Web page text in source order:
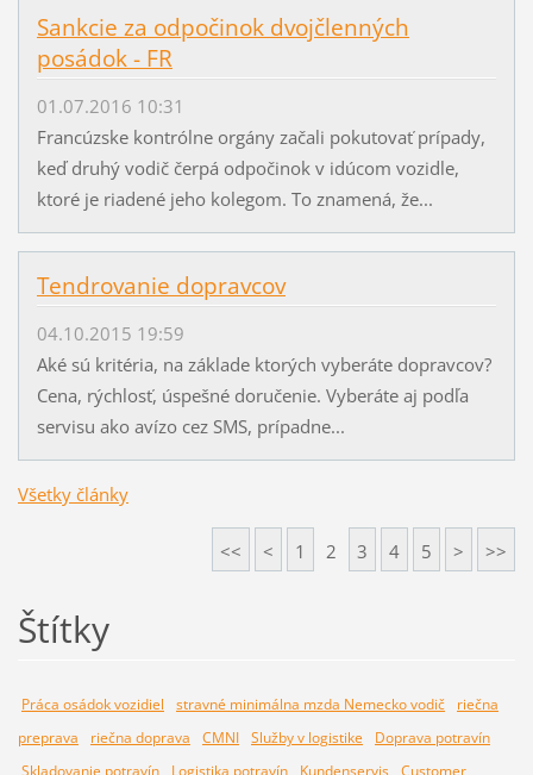
Sankcie za odpočinok dvojčlenných
posádok - FR
01.07.2016 10:31
Francúzske kontrólne orgány začali pokutovať prípady,
keď druhý vodič čerpá odpočinok v idúcom vozidle,
ktoré je riadené jeho kolegom. To znamená, že...
Tendrovanie dopravcov
04.10.2015 19:59
Aké sú kritéria, na základe ktorých vyberáte dopravcov?
Cena, rýchlosť, úspešné doručenie. Vyberáte aj podľa
servisu ako avízo cez SMS, prípadne...
Všetky články
<< < 1 2 3 4 5 > >>
Štítky
Práca osádok vozidiel stravné minimálna mzda Nemecko vodič
riečna
preprava
riečna doprava CMNI Služby v logistike
Doprava potravín